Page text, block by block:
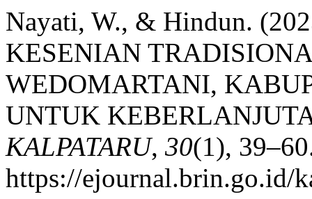
Nayati, W., & Hindun.
KESENIAN
WEDOMARTANI,
UNTUK
KALPATARU, 30(1),
https://ejournal.brin.go.id/